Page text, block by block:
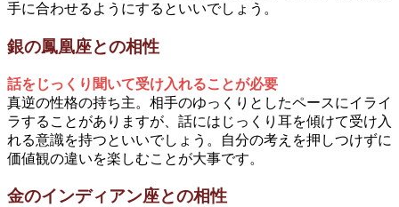
手に合わせるようにするといいでしょう。
銀の鳳凰座との相性
話をじっくり聞いて受け入れることが必要
真逆の性格の持ち主。相手のゆっくりとしたペースにイライ
ラすることがありますが、話にはじっくり耳を傾けて受け入
れる意識を持つといいでしょう。自分の考えを押しつけずに
価値観の違いを楽しむことが大事です。
金のインディアン座との相性